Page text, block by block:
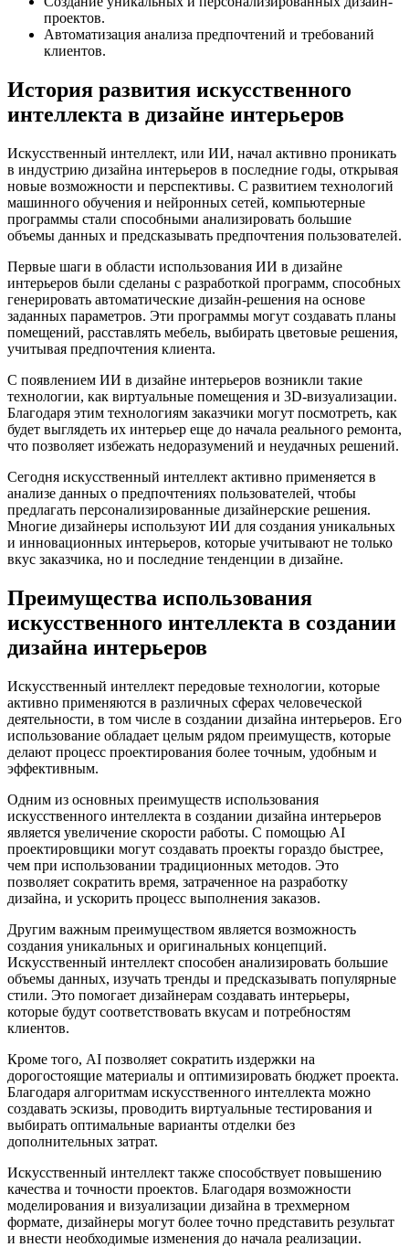
проектов.
Автоматизация анализа предпочтений и требований
клиентов.
История развития искусственного
интеллекта в дизайне интерьеров
Искусственный интеллект, или ИИ, начал активно проникать
в индустрию дизайна интерьеров в последние годы, открывая
новые возможности и перспективы. С развитием технологий
машинного обучения и нейронных сетей, компьютерные
программы стали способными анализировать большие
объемы данных и предсказывать предпочтения пользователей.
Первые шаги в области использования ИИ в дизайне
интерьеров были сделаны с разработкой программ, способных
генерировать автоматические дизайн-решения на основе
заданных параметров. Эти программы могут создавать планы
помещений, расставлять мебель, выбирать цветовые решения,
учитывая предпочтения клиента.
С появлением ИИ в дизайне интерьеров возникли такие
технологии, как виртуальные помещения и 3D-визуализации.
Благодаря этим технологиям заказчики могут посмотреть, как
будет выглядеть их интерьер еще до начала реального ремонта,
что позволяет избежать недоразумений и неудачных решений.
Сегодня искусственный интеллект активно применяется в
анализе данных о предпочтениях пользователей, чтобы
предлагать персонализированные дизайнерские решения.
Многие дизайнеры используют ИИ для создания уникальных
и инновационных интерьеров, которые учитывают не только
вкус заказчика, но и последние тенденции в дизайне.
Преимущества использования
искусственного интеллекта в создании
дизайна интерьеров
Искусственный интеллект передовые технологии, которые
активно применяются в различных сферах человеческой
деятельности, в том числе в создании дизайна интерьеров. Его
использование обладает целым рядом преимуществ, которые
делают процесс проектирования более точным, удобным и
эффективным.
Одним из основных преимуществ использования
искусственного интеллекта в создании дизайна интерьеров
является увеличение скорости работы. С помощью AI
проектировщики могут создавать проекты гораздо быстрее,
чем при использовании традиционных методов. Это
позволяет сократить время, затраченное на разработку
дизайна, и ускорить процесс выполнения заказов.
Другим важным преимуществом является возможность
создания уникальных и оригинальных концепций.
Искусственный интеллект способен анализировать большие
объемы данных, изучать тренды и предсказывать популярные
стили. Это помогает дизайнерам создавать интерьеры,
которые будут соответствовать вкусам и потребностям
клиентов.
Кроме того, AI позволяет сократить издержки на
дорогостоящие материалы и оптимизировать бюджет проекта.
Благодаря алгоритмам искусственного интеллекта можно
создавать эскизы, проводить виртуальные тестирования и
выбирать оптимальные варианты отделки без
дополнительных затрат.
Искусственный интеллект также способствует повышению
качества и точности проектов. Благодаря возможности
моделирования и визуализации дизайна в трехмерном
формате, дизайнеры могут более точно представить результат
и внести необходимые изменения до начала реализации.